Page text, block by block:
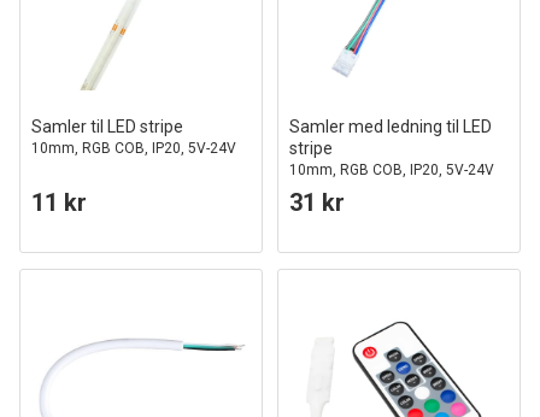
Samler til LED stripe
10mm, RGB COB, IP20, 5V-24V
11 kr
Samler med ledning til LED
stripe
10mm, RGB COB, IP20, 5V-24V
31 kr